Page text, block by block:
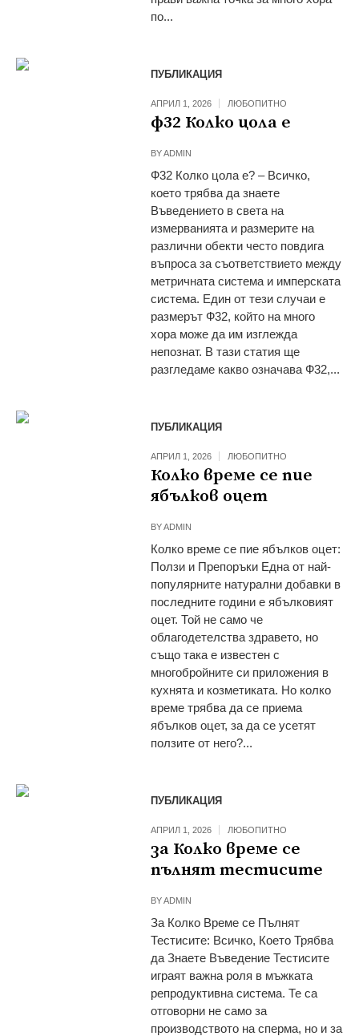
по...
ПУБЛИКАЦИЯ
АПРИЛ 1, 2026 ЛЮБОПИТНО
ф32 Колко цола е
BYADMIN
Ф32 Колко цола е? – Всичко,
което трябва да знаете
Въведението в света на
измерванията и размерите на
различни обекти често повдига
въпроса за съответствието между
метричната система и имперската
система. Един от тези случаи е
размерът Ф32, който на много
хора може да им изглежда
непознат. В тази статия ще
разгледаме какво означава Ф32,...
ПУБЛИКАЦИЯ
АПРИЛ 1, 2026 ЛЮБОПИТНО
Колко време се пие
ябълков оцет
BYADMIN
Колко време се пие ябълков оцет:
Ползи и Препоръки Една от най-
популярните натурални добавки в
последните години е ябълковият
оцет. Той не само че
облагодетелства здравето, но
също така е известен с
многобройните си приложения в
кухнята и козметиката. Но колко
време трябва да се приема
ябълков оцет, за да се усетят
ползите от него?...
ПУБЛИКАЦИЯ
АПРИЛ 1, 2026 ЛЮБОПИТНО
за Колко време се
пълнят тестисите
BYADMIN
За Колко Време се Пълнят
Тестисите: Всичко, Което Трябва
да Знаете Въведение Тестисите
играят важна роля в мъжката
репродуктивна система. Те са
отговорни не само за
производството на сперма, но и за